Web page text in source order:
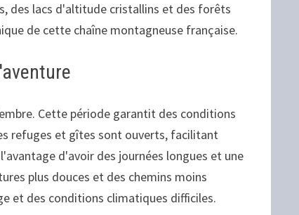
des lacs d'altitude cristallins et des forêts
de cette chaîne montagneuse française.
Cette période garantit des conditions
refuges et gîtes sont ouverts, facilitant
d'avoir des journées longues et une
plus douces et des chemins moins
et des conditions climatiques difficiles.